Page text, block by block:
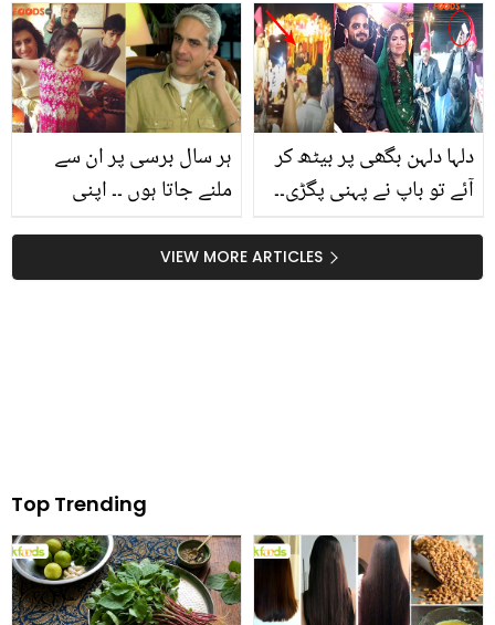
پکانے کے بعد زیادہ غذائیت
فراہم کرتی ہیں
ہر سال برسی پر ان سے
ملنے جاتا ہوں ۔۔ اپنی
ہوئے عمیر رانا نے کیا کہا؟
انٹرویو
دلہا دلہن بگھی پر بیٹھ کر
آئے تو باپ نے پہنی پگڑی۔۔
مہندی کی خوبصورت
ویڈیو وائرل
VIEW MORE ARTICLES
Top Trending